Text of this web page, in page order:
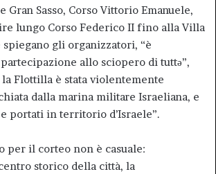
Gran Sasso, Corso Vittorio Emanuele,
lungo Corso Federico II fino alla Villa
spiegano gli organizzatori, “è
allo sciopero di tuttə”,
Flottilla è stata violentemente
dalla marina militare Israeliana, e
portati in territorio d’Israele”.
per il corteo non è casuale:
storico della città, la